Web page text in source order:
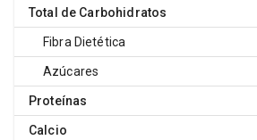
Total de Carbohidratos
Fibra Dietética
Azúcares
Proteínas
Calcio